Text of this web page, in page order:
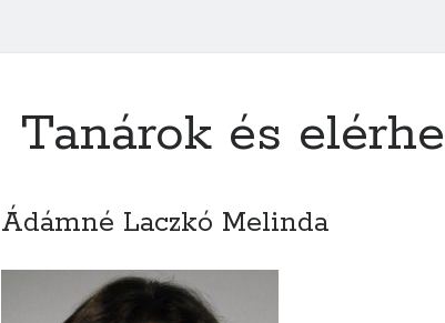
Tanárok és
Ádámné Laczkó Melinda